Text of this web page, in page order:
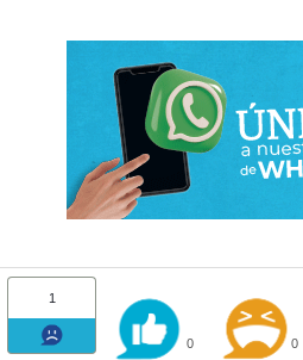
1
0 0